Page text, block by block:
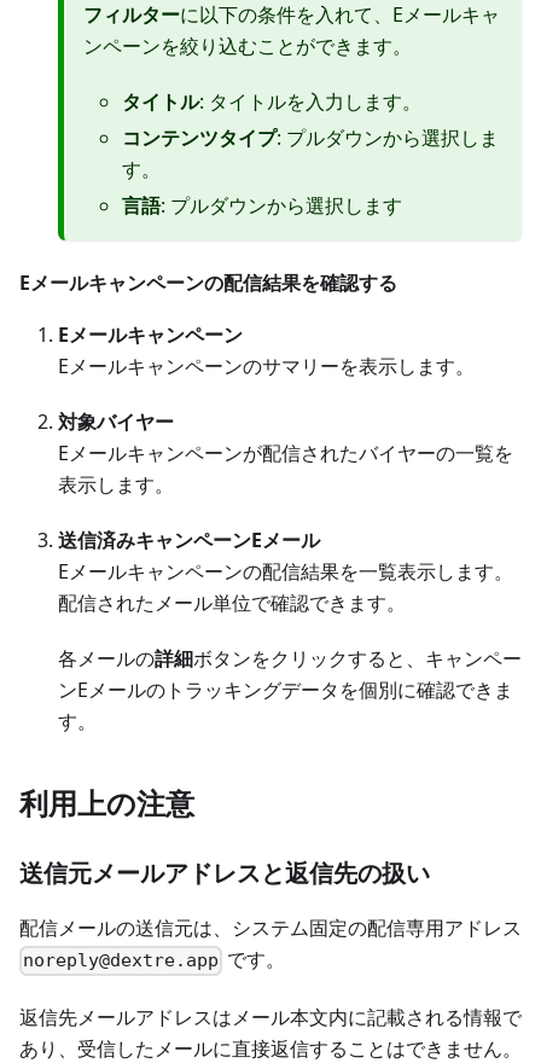
フィルターに以下の条件を入れて、Eメールキャ
ンペーンを絞り込むことができます。
タイトル: タイトルを入力します。
コンテンツタイプ: プルダウンから選択しま
す。
言語: プルダウンから選択します
Eメールキャンペーンの配信結果を確認する
Eメールキャンペーン
Eメールキャンペーンのサマリーを表示します。
対象バイヤー
Eメールキャンペーンが配信されたバイヤーの一覧を
表示します。
送信済みキャンペーンEメール
Eメールキャンペーンの配信結果を一覧表示します。
配信されたメール単位で確認できます。
各メールの詳細ボタンをクリックすると、キャンペー
ンEメールのトラッキングデータを個別に確認できま
す。
利用上の注意
送信元メールアドレスと返信先の扱い
配信メールの送信元は、システム固定の配信専用アドレス
noreply@dextre.app です。
返信先メールアドレスはメール本文内に記載される情報で
あり、受信したメールに直接返信することはできません。